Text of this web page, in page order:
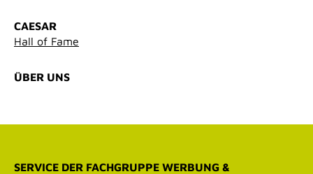
CAESAR
Hall of Fame
ÜBER UNS
SERVICE DER FACHGRUPPE WERBUNG &